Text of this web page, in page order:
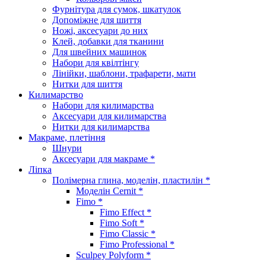
Фурнітура для сумок, шкатулок
Допоміжне для шиття
Ножі, аксесуари до них
Клей, добавки для тканини
Для швейних машинок
Набори для квілтінгу
Лінійки, шаблони, трафарети, мати
Нитки для шиття
Килимарство
Набори для килимарства
Аксесуари для килимарства
Нитки для килимарства
Макраме, плетіння
Шнури
Аксесуари для макраме *
Ліпка
Полімерна глина, моделін, пластилін *
Моделін Cernit *
Fimo *
Fimo Effect *
Fimo Soft *
Fimo Classic *
Fimo Professional *
Sculpey Polyform *